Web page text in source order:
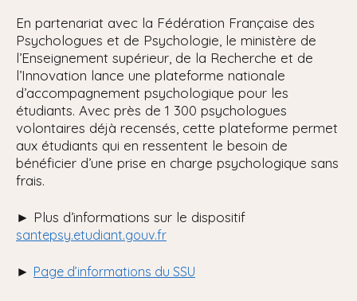
En partenariat avec la Fédération Française des
Psychologues et de Psychologie, le ministère de
l’Enseignement supérieur, de la Recherche et de
l’Innovation lance une plateforme nationale
d’accompagnement psychologique pour les
étudiants. Avec près de 1 300 psychologues
volontaires déjà recensés, cette plateforme permet
aux étudiants qui en ressentent le besoin de
bénéficier d’une prise en charge psychologique sans
frais.
► Plus d’informations sur le dispositif
santepsy.etudiant.gouv.fr
► Page d’informations du SSU